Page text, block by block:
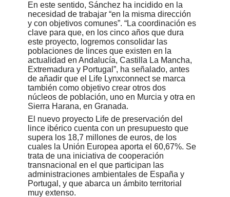
En este sentido, Sánchez ha incidido en la
necesidad de trabajar “en la misma dirección
y con objetivos comunes”. “La coordinación es
clave para que, en los cinco años que dura
este proyecto, logremos consolidar las
poblaciones de linces que existen en la
actualidad en Andalucía, Castilla La Mancha,
Extremadura y Portugal”, ha señalado, antes
de añadir que el Life Lynxconnect se marca
también como objetivo crear otros dos
núcleos de población, uno en Murcia y otra en
Sierra Harana, en Granada.
El nuevo proyecto Life de preservación del
lince ibérico cuenta con un presupuesto que
supera los 18,7 millones de euros, de los
cuales la Unión Europea aporta el 60,67%. Se
trata de una iniciativa de cooperación
transnacional en el que participan las
administraciones ambientales de España y
Portugal, y que abarca un ámbito territorial
muy extenso.